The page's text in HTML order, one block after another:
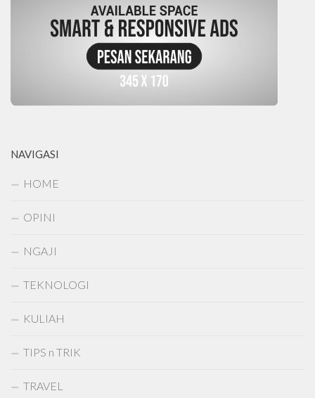
NAVIGASI
HOME
OPINI
NGAJI
TEKNOLOGI
KULIAH
TIPS n TRIK
TRAVEL